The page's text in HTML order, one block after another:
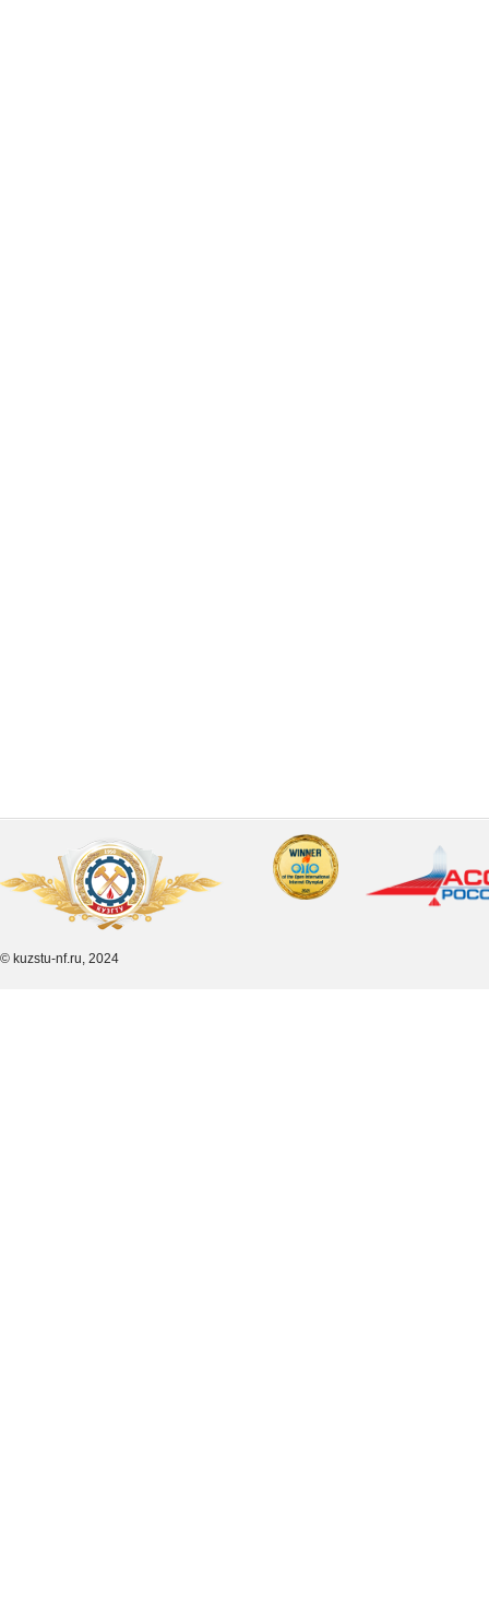
© kuzstu-nf.ru, 2024